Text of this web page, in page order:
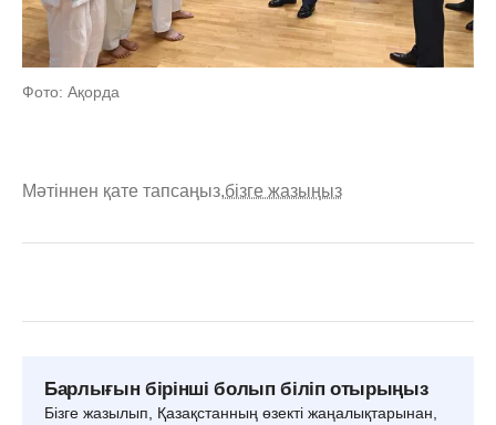
Фото: Ақорда
Мәтіннен қате тапсаңыз,бізге жазыңыз
Барлығын бірінші болып біліп отырыңыз
Бізге жазылып, Қазақстанның өзекті жаңалықтарынан,